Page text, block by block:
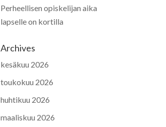
Perheellisen opiskelijan aika
lapselle on kortilla
Archives
kesäkuu 2026
toukokuu 2026
huhtikuu 2026
maaliskuu 2026